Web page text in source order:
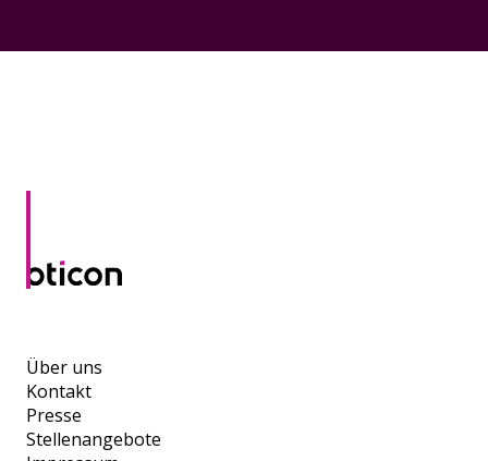
Über uns
Kontakt
Presse
Stellenangebote